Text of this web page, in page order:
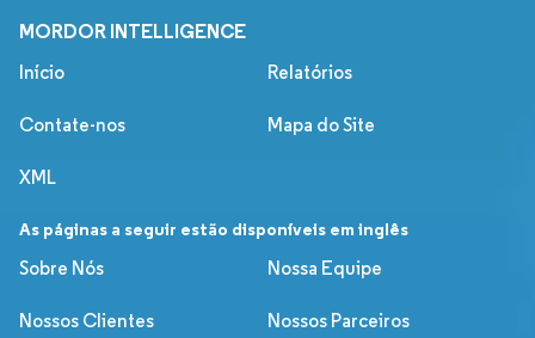
MORDOR INTELLIGENCE
Início Relatórios
Contate-nos Mapa do Site
XML
As páginas a seguir estão disponíveis em inglês
Sobre Nós
Nossa Equipe
Nossos Clientes Nossos Parceiros